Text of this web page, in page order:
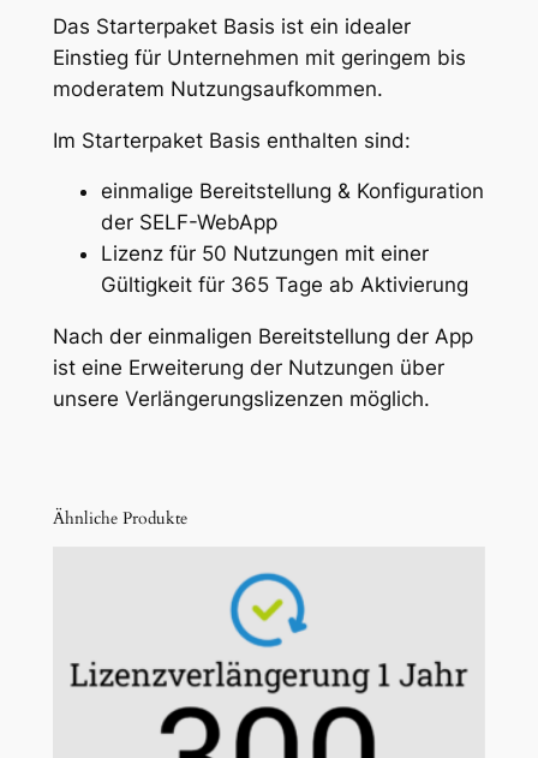
C
H
F
1
5
0
0
0
2
5
.
0
0
s
(
i
k
u
t
z
e
Das Starterpaket Basis ist ein idealer
Einstieg für Unternehmen mit geringem bis
moderatem Nutzungsaufkommen.
Im Starterpaket Basis enthalten sind:
einmalige Bereitstellung & Konfiguration
der SELF-WebApp
Lizenz für 50 Nutzungen mit einer
Gültigkeit für 365 Tage ab Aktivierung
Nach der einmaligen Bereitstellung der App
ist eine Erweiterung der Nutzungen über
unsere Verlängerungslizenzen möglich.
Ähnliche Produkte